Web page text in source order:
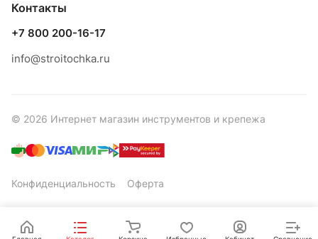
Контакты
+7 800 200-16-17
info@stroitochka.ru
© 2026 Интернет магазин инструментов и крепежа
Конфиденциальность Оферта